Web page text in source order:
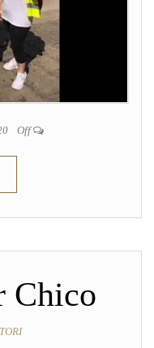
Off
Chico